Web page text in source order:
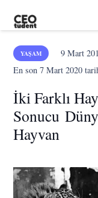
YAŞAM 9 Mart
En son7 Mart 2020
İki Farklı
Sonucu
Hayvan